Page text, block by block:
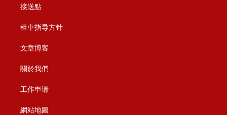
接送點
租車指导方针
文章博客
關於我們
工作申请
網站地圖